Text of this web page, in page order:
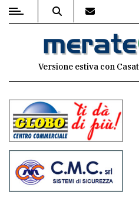
MENU
commenti
Contenuti
del
sito
Versione estiva con